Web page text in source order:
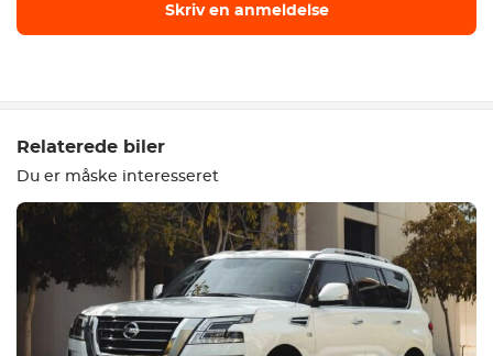
Skriv en anmeldelse
Relaterede biler
Du er måske interesseret